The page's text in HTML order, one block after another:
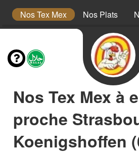
Nos Tex Mex Nos Plats
Nos Tex Mex à
proche
Koenigshoffen